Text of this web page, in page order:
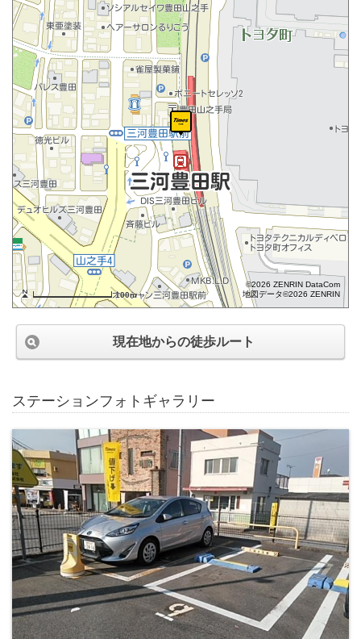
100m
©2026 ZENRIN DataCom
地図データ©2026 ZENRIN
現在地からの徒歩ルート
ステーションフォトギャラリー